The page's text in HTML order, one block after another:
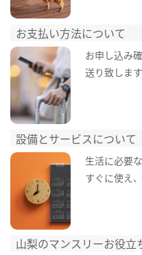
お支払い方法について
お申し込み
送り致します
設備とサービスについて
生活に必要
すぐに使え
山梨のマンスリーお役立